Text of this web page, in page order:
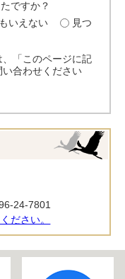
ですか？
いえない
見つ
「このページに記
合わせください
24-7801
ださい。